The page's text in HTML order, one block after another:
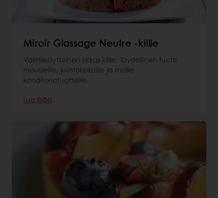
Miroir Glassage Neutre -kiille
Valmiskäyttöinen kirkas kiille. Täydellinen tuote
mousseille, juustokakuille ja muille
konditoriatuotteille.
Lue lisää